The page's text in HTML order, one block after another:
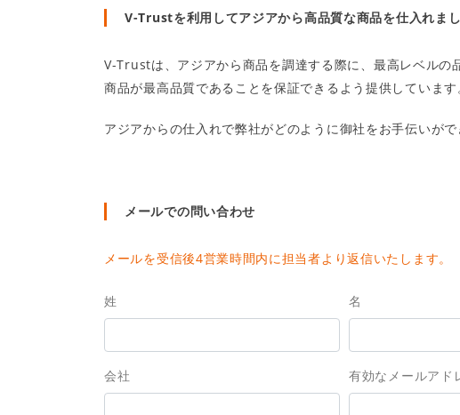
V-Trustを利用してアジアから高品質な商品を仕入れまし
V-Trustは、アジアから商品を調達する際に、最高レベル
商品が最高品質であることを保証できるよう提供しています
アジアからの仕入れで弊社がどのように御社をお手伝いが
メールでの問い合わせ
メールを受信後4営業時間内に担当者より返信いたします。
姓 名
会社 有効なメールアド